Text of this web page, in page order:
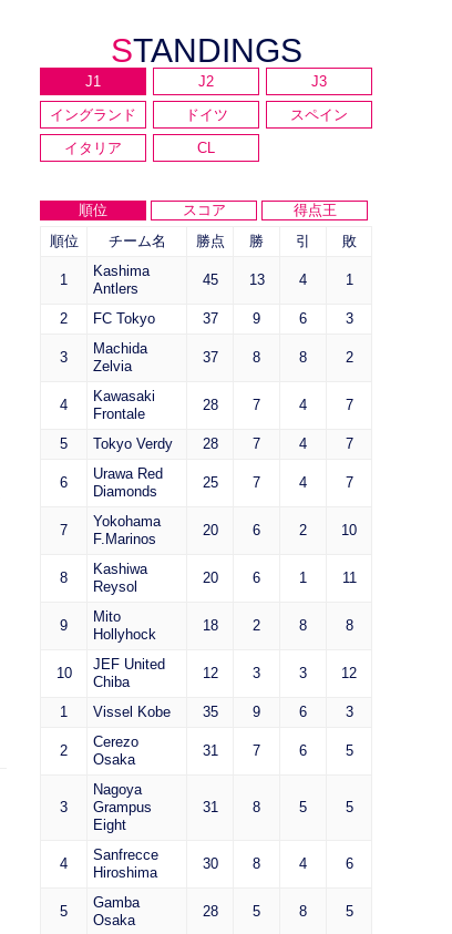
STANDINGS
J1 J2
J3
イングランド
ドイツ
スペイン
イタリア
CL
順位 スコア
得点王
順位
チーム名 勝点 勝 引 敗
1
Kashima
Antlers
45 13 4 1
2 FC Tokyo 37 9 6 3
3
Machida
Zelvia
37 8 8 2
4
Kawasaki
Frontale
28 7 4 7
5 Tokyo Verdy 28 7 4 7
6
Urawa Red
Diamonds
25 7 4 7
7
Yokohama
F.Marinos
20 6 2 10
8
Kashiwa
Reysol
20 6 1 11
9
Mito
Hollyhock
18 2 8 8
10
JEF United
Chiba
12 3 3 12
1 Vissel Kobe 35 9 6 3
2
Cerezo
Osaka
31 7 6 5
3
Nagoya
Grampus
Eight
31 8 5 5
4
Sanfrecce
Hiroshima
30 8 4 6
5
Gamba
Osaka
28 5 8 5